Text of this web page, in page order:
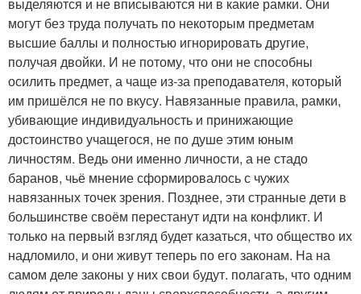
могут без труда получать по некоторым предметам
высшие баллы и полностью игнорировать другие,
получая двойки. И не потому, что они не способны
осилить предмет, а чаще из-за преподавателя, который
им пришёлся не по вкусу. Навязанные правила, рамки,
убивающие индивидуальность и принижающие
достоинство учащегося, не по душе этим юным
личностям. Ведь они именно личности, а не стадо
баранов, чьё мнение сформировалось с чужих
навязанных точек зрения. Позднее, эти странные дети в
большинстве своём перестанут идти на конфликт. И
только на первый взгляд будет казаться, что общество их
надломило, и они живут теперь по его законам. На на
самом деле законы у них свои будут. полагать, что одним